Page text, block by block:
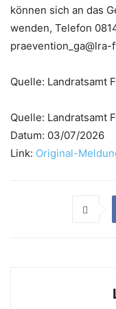
können sich an das
wenden, Telefon
praevention_ga@lra-
Quelle: Landratsamt
Quelle: Landratsamt
Datum: 03/07/2026
Link: Original-